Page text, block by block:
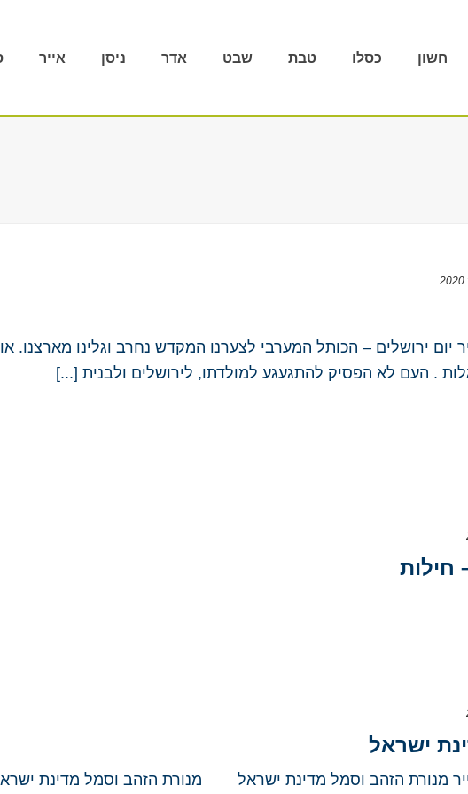
חשון כסלו טבת שבט אדר ניסן אייר
ירושלים – הכותל המערבי לצערנו המקדש נחרב וגלינו מארצנו.
. העם לא הפסיק להתגעגע למולדתו, לירושלים ולבנית [...]
חילות
ישראל
אייר מנורת הזהב וסמל מדינת ישראל מנורת